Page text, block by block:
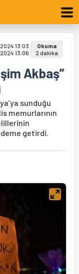
13:03
13:06
Okuma
2 dakika
Akbaş”
sunduğu
memurlarının
getirdi.